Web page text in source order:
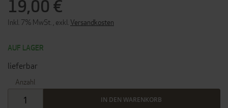
19,00 €
Inkl. 7% MwSt. exkl. Versandkosten
AUF LAGER
lieferbar
Anzahl
IN DEN WARENKORB